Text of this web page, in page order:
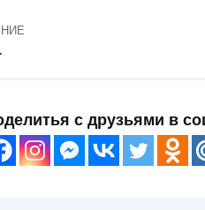
с друзьями в